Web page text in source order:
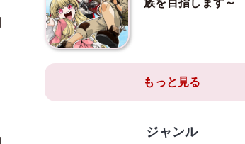
族を目指します～
もっと見る
ジャンル